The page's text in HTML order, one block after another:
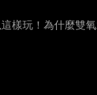
樣玩！為什麼